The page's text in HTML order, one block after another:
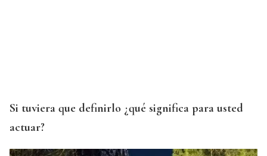
Si tuviera que definirlo ¿qué significa para usted
actuar?